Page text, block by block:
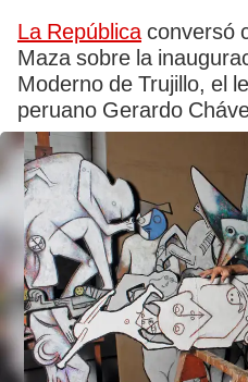
La República conversó
Maza sobre la
Moderno de Trujillo, el
peruano Gerardo